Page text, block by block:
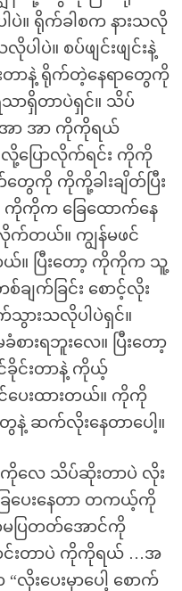
ပဲ။ ရိုက်ခါစက နားသလို
ါပဲ။ စပ်ဖျင်းဖျင်းနဲ့
ာနဲ့ ရိုက်တဲ့နေရာတွေကို
ာရှိတာပဲရှင်။ သိပ်
န်း အာ အာ ကိုကိုရယ်
ပြောလိုက်ရင်း ကိုကို
ေကို ကိုကို့ခါးချိတ်ပြီး
ာ့ ကိုကိုက ခြေထောက်နေ
တယ်။ ကျွန်မဖင်
ယ်။ ပြီးတော့ ကိုကိုက သူ့
ချက်ခြင်း စောင့်လိုး
ားသလိုပါပဲရှင်။
ားရဘူးလေ။ ပြီးတော့
င်းတာနဲ့ ကိုယ့်
ပေးထားတယ်။ ကိုကို
နဲ့ ဆက်လိုးနေတာပေါ့။
လေ သိပ်ဆိုးတာပဲ လိုး
ေပေးနေတာ တကယ့်ကို
မပြတတ်အောင်ကို
ာင်းတာပဲ ကိုကိုရယ် …အ
လိုးပေးမှာပေါ့ စောက်